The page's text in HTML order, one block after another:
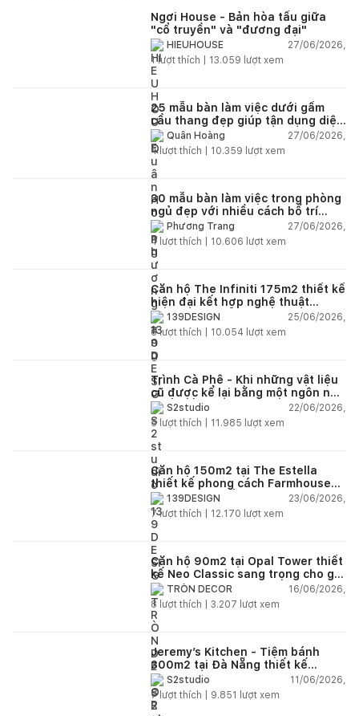
Ngơi House - Bản hòa tấu giữa
"cổ truyền" và "đương đại"
HIEUHOUSE
27/06/2026,
1lượt thích | 13.059 lượt xem
25 mẫu bàn làm việc dưới gầm
cầu thang đẹp giúp tận dụng diện
tích tưởng chừng bị bỏ quên
Quân Hoàng
27/06/2026,
4lượt thích | 10.359 lượt xem
30 mẫu bàn làm việc trong phòng
ngủ đẹp với nhiều cách bố trí
thông minh cho mọi diện tích
Phương Trang
27/06/2026,
4 lượt thích | 10.606 lượt xem
Căn hộ The Infiniti 175m2 thiết kế
hiện đại kết hợp nghệ thuật
Modern Art đầy cảm xúc
139DESIGN
25/06/2026,
6lượt thích | 10.054 lượt xem
Trình Cà Phê - Khi những vật liệu
cũ được kể lại bằng một ngôn ngữ
thiết kế mới
S2studio
22/06/2026,
5 lượt thích | 11.985 lượt xem
Căn hộ 150m2 tại The Estella
thiết kế phong cách Farmhouse
thanh lịch và ấm áp
139DESIGN
23/06/2026,
7lượt thích | 12.170 lượt xem
Căn hộ 90m2 tại Opal Tower thiết
kế Neo Classic sang trọng cho gia
đình trẻ
TRÒN DECOR
16/06/2026,
8 lượt thích | 3.207 lượt xem
Jeremy’s Kitchen - Tiệm bánh
300m2 tại Đà Nẵng thiết kế
phong cách công nghiệp hiện đại
ngập tràn ánh sáng tự nhiên
S2studio
11/06/2026,
7lượt thích | 9.851 lượt xem